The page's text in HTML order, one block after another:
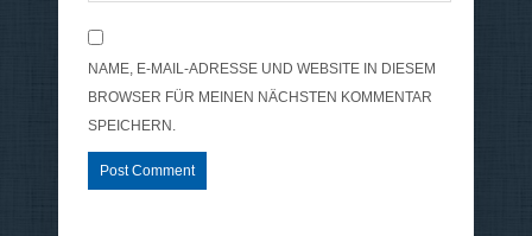
NAME, E-MAIL-ADRESSE UND WEBSITE IN DIESEM
BROWSER FÜR MEINEN NÄCHSTEN KOMMENTAR
SPEICHERN.